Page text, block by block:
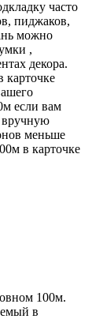
часто
пиджаков,
можно
,
декора.
карточке
если вам
вручную
меньше
в карточке
100м.
в